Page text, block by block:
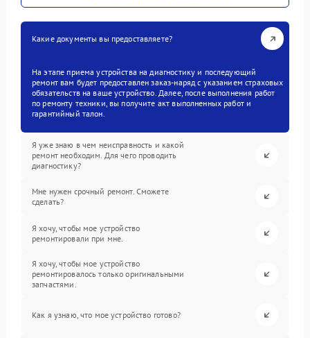
Какие документы вы предоставляете?
На этапе приема устройства на диагностику и последующий
ремонт вам будет предоставлен заказ-наряд с указанием страховых
обязательств на ваше устройство. Далее, после выполнения работ
по ремонту техники, вы получите акт выполненных работ и
гарантийный талон.
Я уже знаю в чем неисправность и какой
ремонт необходим. Для чего проводить
диагностику?
Мне нужен срочный ремонт. Сможете
сделать?
Я хочу, чтобы мое устройство
ремонтировали при мне.
Я хочу, чтобы мое устройство
ремонтировалось только оригинальными
запчастями.
Как я узнаю, что мое устройство готово?